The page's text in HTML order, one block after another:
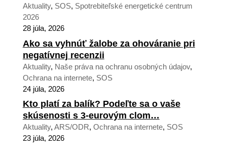
Aktuality, SOS, Spotrebiteľské energetické centrum
2026
28 júla, 2026
Ako sa vyhnúť žalobe za ohováranie pri
negatívnej recenzii
Aktuality, Naše práva na ochranu osobných údajov,
Ochrana na internete, SOS
24 júla, 2026
Kto platí za balík? Podeľte sa o vaše
skúsenosti s 3-eurovým clom…
Aktuality, ARS/ODR, Ochrana na internete, SOS
23 júla, 2026